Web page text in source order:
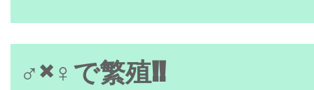
♂×♀で繁殖!!